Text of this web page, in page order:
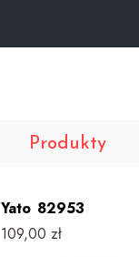
Produkty
Yato 82953
109,00 zł